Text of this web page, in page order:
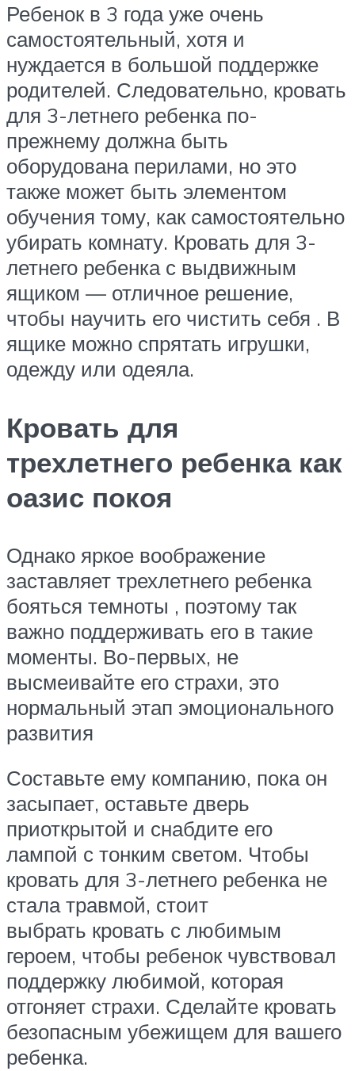
Ребенок в 3 года уже очень
самостоятельный, хотя и
нуждается в большой поддержке
родителей. Следовательно, кровать
для 3-летнего ребенка по-
прежнему должна быть
оборудована перилами, но это
также может быть элементом
обучения тому, как самостоятельно
убирать комнату. Кровать для 3-
летнего ребенка с выдвижным
ящиком — отличное решение,
чтобы научить его чистить себя . В
ящике можно спрятать игрушки,
одежду или одеяла.
Кровать для
трехлетнего ребенка как
оазис покоя
Однако яркое воображение
заставляет трехлетнего ребенка
бояться темноты , поэтому так
важно поддерживать его в такие
моменты. Во-первых, не
высмеивайте его страхи, это
нормальный этап эмоционального
развития
Составьте ему компанию, пока он
засыпает, оставьте дверь
приоткрытой и снабдите его
лампой с тонким светом. Чтобы
кровать для 3-летнего ребенка не
стала травмой, стоит
выбрать кровать с любимым
героем, чтобы ребенок чувствовал
поддержку любимой, которая
отгоняет страхи. Сделайте кровать
безопасным убежищем для вашего
ребенка.